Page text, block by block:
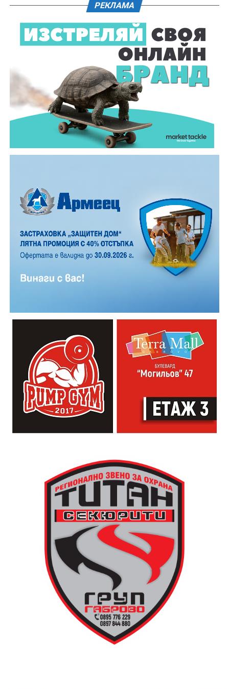
плакети от Община Дряново, посветени на 225-
годишнина от рождението на Колю Фичето, които
чествания белязаха миналата 2025 година. Връчи им
ги заместник – кметът Диляна Джеджева.
Години след разрушаването на кулата се заражда
инициатива за нейното възстановяване, обединила
увенчават с успех и на 8 септември 1984 година
часовниковата кула, с работещия век по-рано
механизъм, е официално открита наново. Самият
механизъм е възстановен година по-рано, през 1983
г., от майстор Илия Ковачев, който изковава
липсващите му части. Днес неговият син, Иван
Ковачев, продължава делото на баща си, като се
грижи за техническата поддръжка на механизма и
отстранява евентуални повреди.
новата кула. Архитект Илия Лефтеров е трябвало да
търси подходящо място за нейното изграждане, тъй
като до средата на 80-те години на нейното
оригинално място вече били построени сградите на
Община Дряново и на полицията.
Темата тази година, „Топлината в дома: От
древното огнище до модерния уют“, постави
акцент върху практическото изграждане на
традиционна пещ и огнище. Всички преминали през
тридневното обучение получиха „Уверително“ –
официалният документ, който музей „Етър“ издава
за придобитите знания и умения.
участниците да работят рамо до рамо с утвърдени
признатите майстори реставратори в музей „Етър“,
води обучението за изграждане на каменна основа
за отоплителните съоръжения. Част от курсистите
надградиха своите умения по каменна зидария,
придобити в предишни издания на програмата.
Дървените елементи и носещата конструкция бяха
във фокуса на практиката, водена от реставратора
Валентин Дамянов. С отличните си комуникационни
умения и задълбочени знания той демонстрира
различните видове традиционни инструменти,
тяхната поддръжка и правилната им употреба в
Арх. Николай Маринов от сдружение „Мещра“
РЕКЛАМА